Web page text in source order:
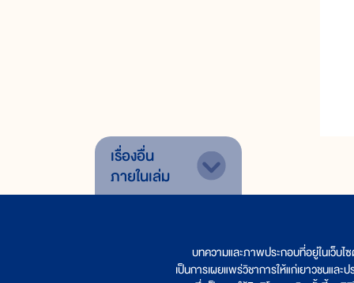
เรื่องอื่น
ภายในเล่ม
บทความและภาพประกอบที่อยู่ในเว็บ
เป็นการเผยแพร่วิชาการให้แก่เยาวชนแล